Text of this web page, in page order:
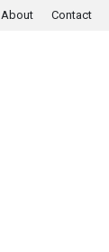
About Contact